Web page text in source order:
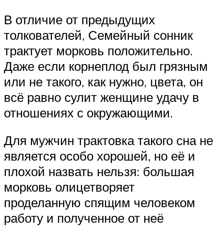
В отличие от предыдущих
толкователей, Семейный сонник
трактует морковь положительно.
Даже если корнеплод был грязным
или не такого, как нужно, цвета, он
всё равно сулит женщине удачу в
отношениях с окружающими.
Для мужчин трактовка такого сна не
является особо хорошей, но её и
плохой назвать нельзя: большая
морковь олицетворяет
проделанную спящим человеком
работу и полученное от неё